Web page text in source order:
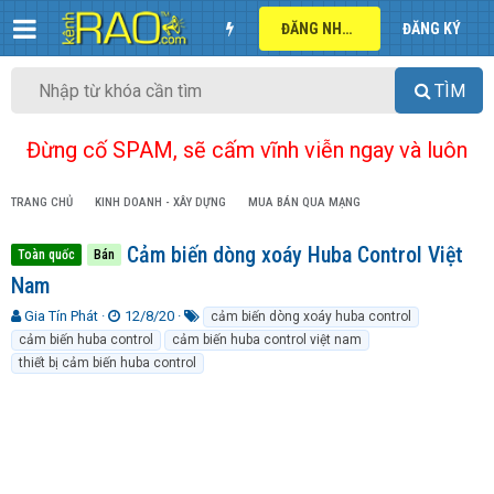
ĐĂNG NHẬP ĐĂNG KÝ
TÌM
Đừng cố SPAM, sẽ cấm vĩnh viễn ngay và luôn
TRANG CHỦ KINH DOANH - XÂY DỰNG MUA BÁN QUA MẠNG
Toàn quốc Bán
Cảm biến dòng xoáy Huba Control Việt
Nam
T
h
r
e
Gia Tín Phát
N
g
à
y
12/8/20
ừ
k
h
cảm biến dòng xoáy huba control
cảm biến huba control
cảm biến huba control việt nam
thiết bị cảm biến huba control